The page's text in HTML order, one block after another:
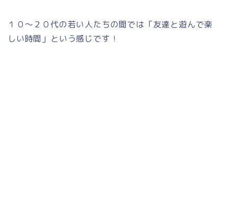
１０～２０代の若い人たちの間では「友達と遊んで楽
しい時間」という感じです！